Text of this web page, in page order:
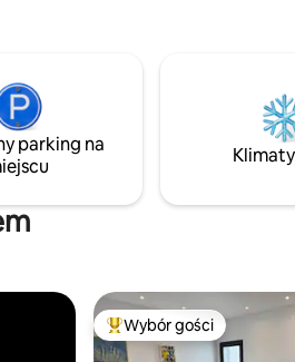
parking na
gości Najpopularniejsze z
Wybór gości